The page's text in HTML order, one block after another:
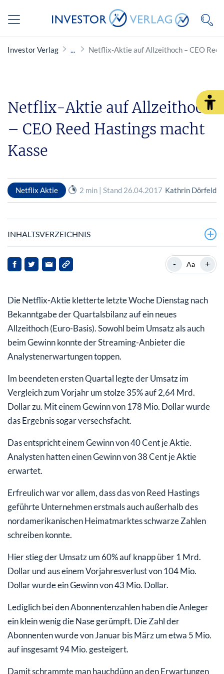
Investor Verlag Netflix-Aktie auf Allzeithoch – CEO
Netflix-Aktie auf Allzeithoch
– CEO Reed Hastings macht
Kasse
Netflix Aktie 2 min | Stand 26.04.2017 Kathrin Dörfeld
INHALTSVERZEICHNIS
Netflix-Inhalte finden Weg nach China
- Aa +
Die Netflix-Aktie kletterte letzte Woche Dienstag nach
Bekanntgabe der Quartalsbilanz auf ein neues
Allzeithoch (Euro-Basis). Sowohl beim Umsatz als auch
beim Gewinn konnte der Streaming-Anbieter die
Analystenerwartungen toppen.
Im beendeten ersten Quartal legte der Umsatz im
Vergleich zum Vorjahr um stolze 35% auf 2,64 Mrd.
Dollar zu. Mit einem Gewinn von 178 Mio. Dollar wurde
das Ergebnis sogar versechsfacht.
Das entspricht einem Gewinn von 40 Cent je Aktie.
Analysten hatten einen Gewinn von 38 Cent je Aktie
erwartet.
Erfreulich war vor allem, dass das von Reed Hastings
geführte Unternehmen erstmals auch außerhalb des
nordamerikanischen Heimatmarktes schwarze Zahlen
schreiben konnte.
Hier stieg der Umsatz um 60% auf knapp über 1 Mrd.
Dollar und aus einem Vorjahresverlust von 104 Mio.
Dollar wurde ein Gewinn von 43 Mio. Dollar.
Lediglich bei den Abonnentenzahlen haben die Anleger
ein klein wenig die Nase gerümpft. Die Zahl der
Abonnenten wurde von Januar bis März um etwa 5 Mio.
auf insgesamt 94 Mio. gesteigert.
Damit schrammte man hauchdünn an den Erwartungen